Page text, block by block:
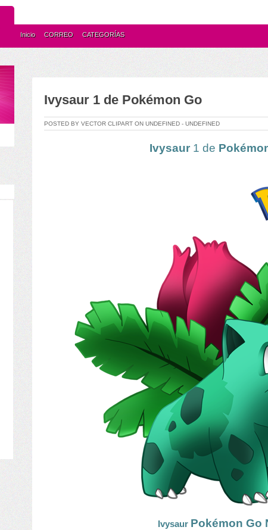
Inicio CORREO CATEGORÍAS
Ivysaur 1 de Pokémon Go
POSTED BY VECTOR CLIPART ON UNDEFINED - UNDEFINED
Ivysaur 1 de
Ivysaur Pokémon Go